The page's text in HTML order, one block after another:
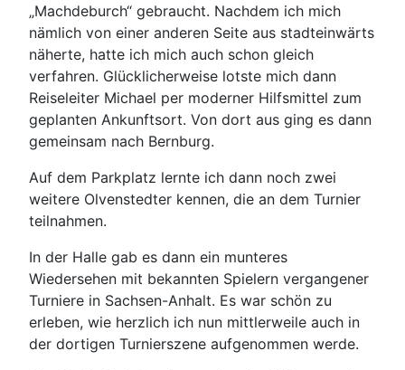
„Machdeburch“ gebraucht. Nachdem ich mich
nämlich von einer anderen Seite aus stadteinwärts
näherte, hatte ich mich auch schon gleich
verfahren. Glücklicherweise lotste mich dann
Reiseleiter Michael per moderner Hilfsmittel zum
geplanten Ankunftsort. Von dort aus ging es dann
gemeinsam nach Bernburg.
Auf dem Parkplatz lernte ich dann noch zwei
weitere Olvenstedter kennen, die an dem Turnier
teilnahmen.
In der Halle gab es dann ein munteres
Wiedersehen mit bekannten Spielern vergangener
Turniere in Sachsen-Anhalt. Es war schön zu
erleben, wie herzlich ich nun mittlerweile auch in
der dortigen Turnierszene aufgenommen werde.